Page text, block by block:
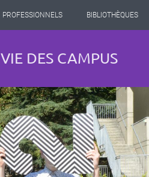
PROFESSIONNELS BIBLIOTHÈQUES
VIE DES CAMPUS